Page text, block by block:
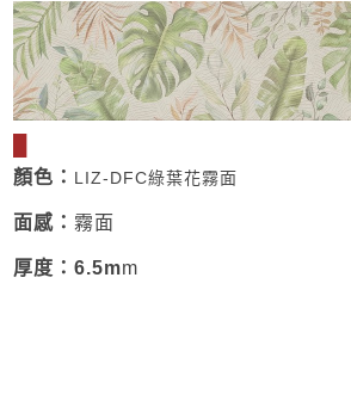
顏色 ： LIZ-DFC綠葉花霧面
面感 ： 霧面
厚度 ： 6.5mm